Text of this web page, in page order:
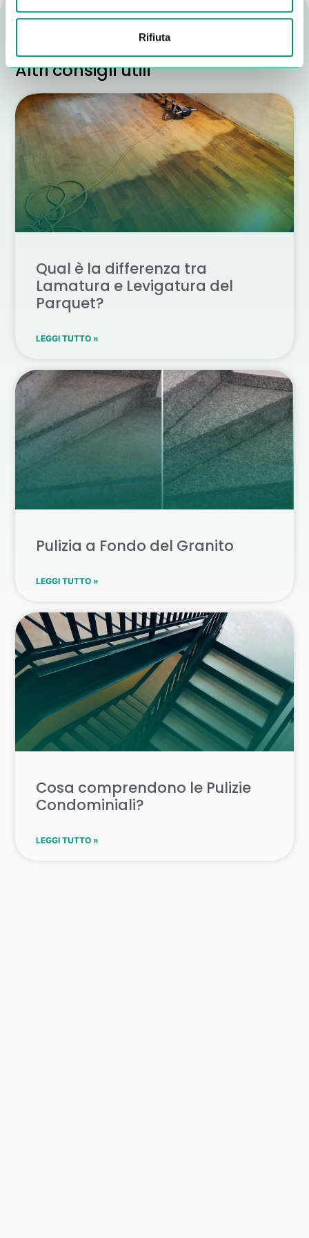
Rifiuta
Altri consigli utili
Qual è la differenza tra
Lamatura e Levigatura del
Parquet?
LEGGI TUTTO »
Pulizia a Fondo del Granito
LEGGI TUTTO »
Cosa comprendono le Pulizie
Condominiali?
LEGGI TUTTO »